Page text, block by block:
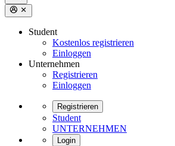
Student
Kostenlos registrieren
Einloggen
Unternehmen
Registrieren
Einloggen
Registrieren
Student
UNTERNEHMEN
Login